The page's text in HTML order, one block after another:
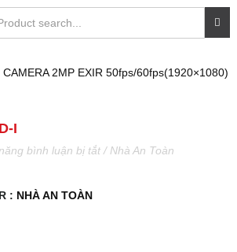
CAMERA 2MP EXIR 50fps/60fps(1920×1080)
I
bình luận bị tắtở/ Nhà An Toàn
: NHÀ AN TOÀN